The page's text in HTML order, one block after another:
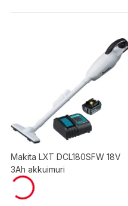
Makita LXT DCL180SFW 18V
3Ah akkuimuri